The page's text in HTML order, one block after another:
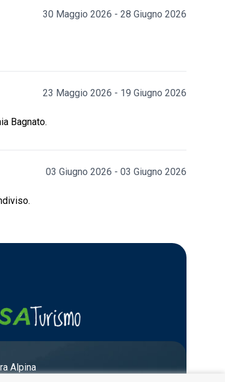
30 Maggio 2026 - 28 Giugno 2026
23 Maggio 2026 - 19 Giugno 2026
Bagnato.
03 Giugno 2026 - 03 Giugno 2026
Alpina